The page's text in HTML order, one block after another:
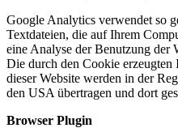
Google Analytics verwendet so
Textdateien, die auf Ihrem
eine Analyse der Benutzung der
Die durch den Cookie
dieser Website werden in der
den USA übertragen und dort
Browser Plugin